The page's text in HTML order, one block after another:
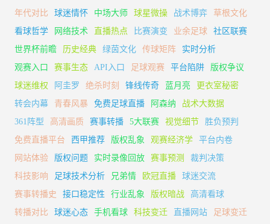
年代对比
球迷情怀 中场大师 球星微操 战术博弈
草根文化
看球哲学
网络技术 直播热点 比赛演变 业余足球
社区联赛
世界杯前瞻
历史经典 绿茵文化 传球矩阵
实时分析
观赛入口
赛事生态 API入口 足球观赛 平台陷阱
版权争议
球迷维权
阿圭罗 绝杀时刻 锋线传奇 蓝月亮
更衣室秘密
转会内幕
青春风暴 免费足球直播 阿森纳
战术大数据
361阵型
高清画质 赛事转播 5大联赛 视觉细节
胜负预判
免费直播平台
西甲推荐 版权乱象 观赛经济学
平台内卷
网站体验
版权问题 实时录像回放 赛事预测
裁判决策
科技影响
足球技术分析 兄弟情 欧冠直播
球迷交流
赛事转播史
接口稳定性 行业乱象 版权暗战
高清看球
转播对比
球迷心态 手机看球 科技变迁 直播网站
足球变迁